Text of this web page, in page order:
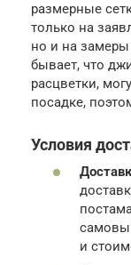
размерные
только на
но и на
бывает, что
расцветки,
посадке,
Условия
и